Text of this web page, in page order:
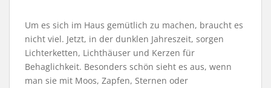
Um es sich im Haus gemütlich zu machen, braucht es
nicht viel. Jetzt, in der dunklen Jahreszeit, sorgen
Lichterketten, Lichthäuser und Kerzen für
Behaglichkeit. Besonders schön sieht es aus, wenn
man sie mit Moos, Zapfen, Sternen oder